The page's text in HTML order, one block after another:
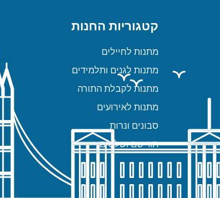
קטגוריות החנות
מתנות לחיילים
מתנות לגנים ותלמידים
מתנות לקבלת התורה
מתנות לאירועים
סבונים ונרות
תגי שם ושלטים